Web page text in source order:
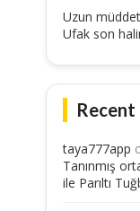
Uzun
Ufak son
taya777app
Tanınmış
ile Parıltı